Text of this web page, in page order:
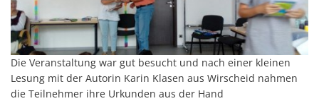
Die Veranstaltung war gut besucht und nach einer kleinen
Lesung mit der Autorin Karin Klasen aus Wirscheid nahmen
die Teilnehmer ihre Urkunden aus der Hand